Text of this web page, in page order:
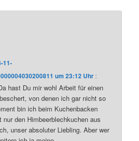
11-
um 23:12 Uhr :
hast Du mir wohl Arbeit für einen
von denen ich gar nicht so
bin ich beim Kuchenbacken
den Himbeerblechkuchen aus
unser absoluter Liebling. Aber wer